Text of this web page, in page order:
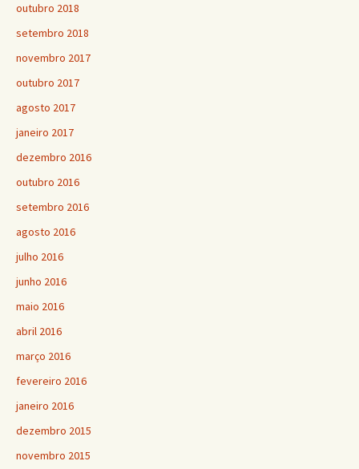
outubro 2018
setembro 2018
novembro 2017
outubro 2017
agosto 2017
janeiro 2017
dezembro 2016
outubro 2016
setembro 2016
agosto 2016
julho 2016
junho 2016
maio 2016
abril 2016
março 2016
fevereiro 2016
janeiro 2016
dezembro 2015
novembro 2015